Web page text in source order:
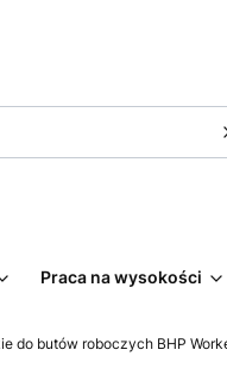
Praca na wysokości
do butów roboczych BHP